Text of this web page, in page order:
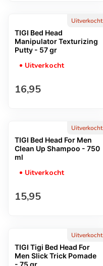
Uitverkocht
TIGI Bed Head
Manipulator Texturizing
Putty - 57 gr
Uitverkocht
Normale prijs
16,95
Uitverkocht
TIGI Bed Head For Men
Clean Up Shampoo - 750
ml
Uitverkocht
Normale prijs
15,95
Uitverkocht
TIGI Tigi Bed Head For
Men Slick Trick Pomade